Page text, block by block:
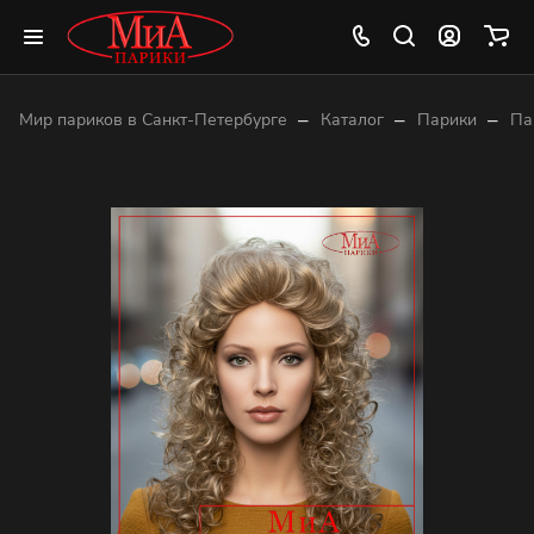
Мир париков в Санкт-Петербурге – Каталог – Парики –